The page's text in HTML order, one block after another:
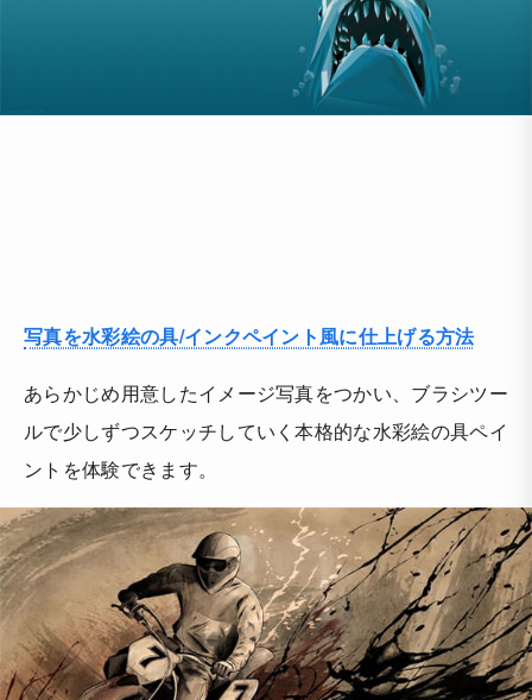
写真を水彩絵の具/インクペイント風に仕上げる方法
あらかじめ用意したイメージ写真をつかい、ブラシツー
ルで少しずつスケッチしていく本格的な水彩絵の具ペイ
ントを体験できます。